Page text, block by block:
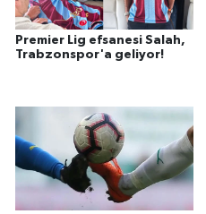
Premier Lig efsanesi Salah,
Trabzonspor'a geliyor!